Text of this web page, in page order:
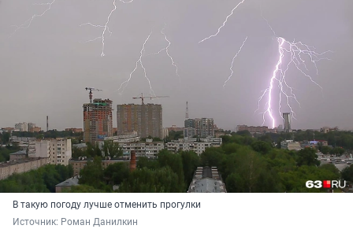
В такую погоду лучше отменить прогулки
Источник: Роман Данилкин